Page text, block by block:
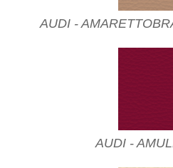
AUDI -
AUDI -